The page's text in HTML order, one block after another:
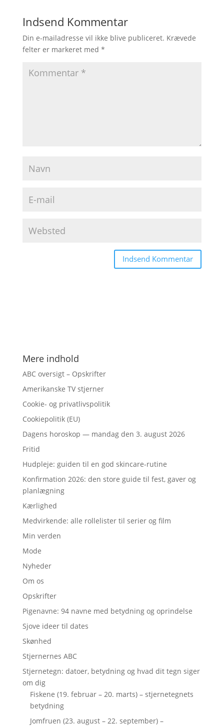
Indsend Kommentar
Din e-mailadresse vil ikke blive publiceret. Krævede
felter er markeret med *
Mere indhold
ABC oversigt – Opskrifter
Amerikanske TV stjerner
Cookie- og privatlivspolitik
Cookiepolitik (EU)
Dagens horoskop — mandag den 3. august 2026
Fritid
Hudpleje: guiden til en god skincare-rutine
Konfirmation 2026: den store guide til fest, gaver og
planlægning
Kærlighed
Medvirkende: alle rollelister til serier og film
Min verden
Mode
Nyheder
Om os
Opskrifter
Pigenavne: 94 navne med betydning og oprindelse
Sjove ideer til dates
Skønhed
Stjernernes ABC
Stjernetegn: datoer, betydning og hvad dit tegn siger
om dig
Fiskene (19. februar – 20. marts) – stjernetegnets
betydning
Jomfruen (23. august – 22. september) –